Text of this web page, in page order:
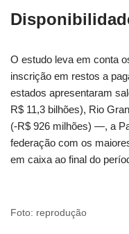
O estudo leva em conta
inscrição em restos a
estados apresentaram
R$ 11,3 bilhões), Rio
(-R$ 926 milhões) —, a
federação com os
em caixa ao final do
Foto: reprodução